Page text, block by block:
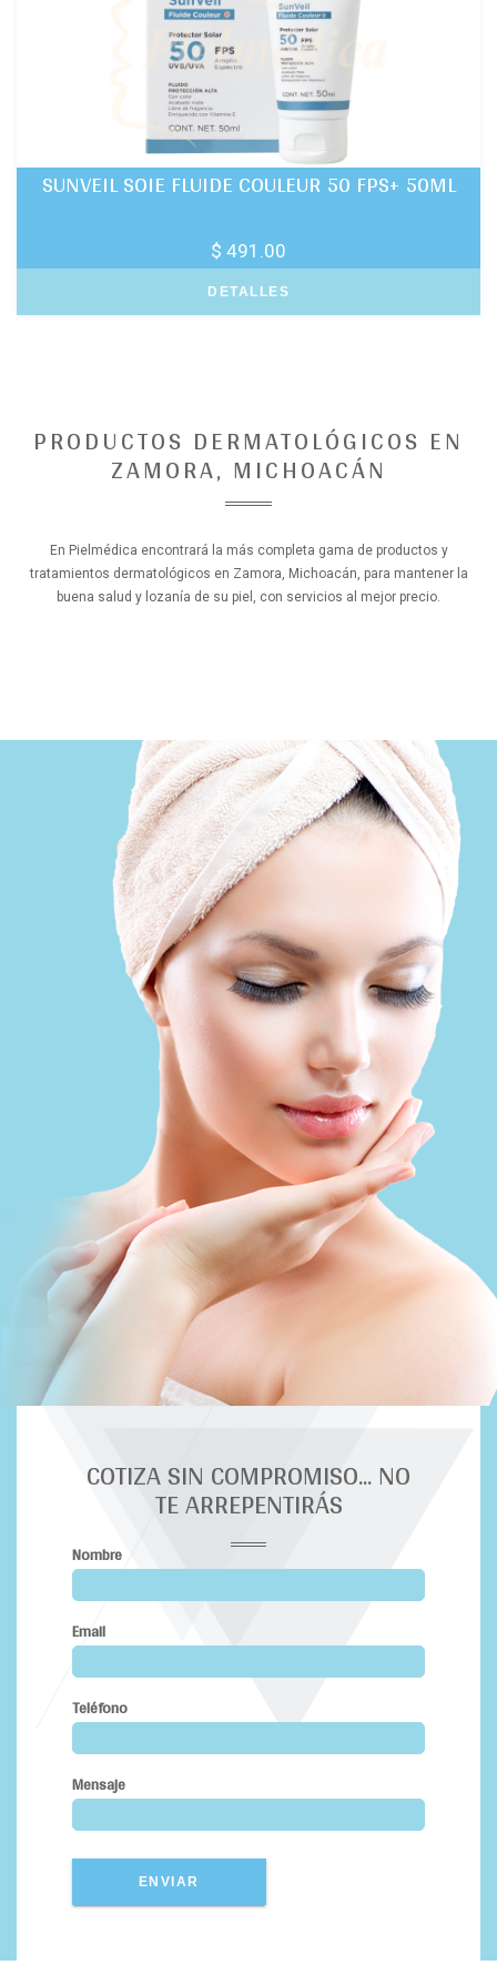
SUNVEIL SOIE FLUIDE COULEUR 50 FPS+ 50ML
$ 491.00
DETALLES
PRODUCTOS DERMATOLÓGICOS EN
ZAMORA, MICHOACÁN
En Pielmédica encontrará la más completa gama de productos y
tratamientos dermatológicos en Zamora, Michoacán, para mantener la
buena salud y lozanía de su piel, con servicios al mejor precio.
COTIZA SIN COMPROMISO... NO
TE ARREPENTIRÁS
Nombre
Email
Teléfono
Mensaje
ENVIAR